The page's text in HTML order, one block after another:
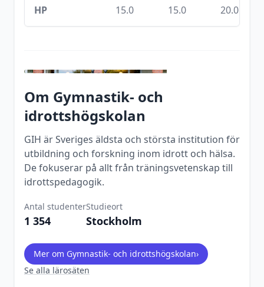
HP 15.0 15.0 20.0
Om Gymnastik- och
idrottshögskolan
GIH är Sveriges äldsta och största institution för
utbildning och forskning inom idrott och hälsa.
De fokuserar på allt från träningsvetenskap till
idrottspedagogik.
Antal studenter
1 354
Studieort
Stockholm
Mer om Gymnastik- och idrottshögskolan›
Se alla lärosäten